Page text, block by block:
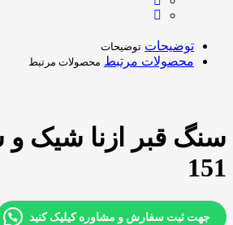
توضیحات توضیحات
محصولات مرتبط محصولات مرتبط
سنگ قبر ازنا شیک و
151
جهت ثبت سفارش و مشاوره کیلیک کنید